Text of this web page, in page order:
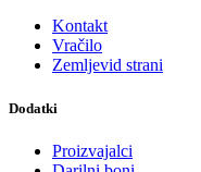
Kontakt
Vračilo
Zemljevid strani
Dodatki
Proizvajalci